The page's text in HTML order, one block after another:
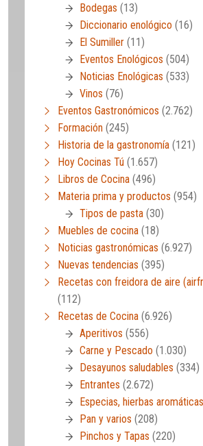
Bodegas (13)
Diccionario enológico (16)
El Sumiller (11)
Eventos Enológicos (504)
Noticias Enológicas (533)
Vinos (76)
Eventos Gastronómicos (2.762)
Formación (245)
Historia de la gastronomía (121)
Hoy Cocinas Tú (1.657)
Libros de Cocina (496)
Materia prima y productos (954)
Tipos de pasta (30)
Muebles de cocina (18)
Noticias gastronómicas (6.927)
Nuevas tendencias (395)
Recetas con freidora de aire
(112)
Recetas de Cocina (6.926)
Aperitivos (556)
Carne y Pescado (1.030)
Desayunos saludables (334)
Entrantes (2.672)
Especias, hierbas aromáticas
Pan y varios (208)
Pinchos y Tapas (220)